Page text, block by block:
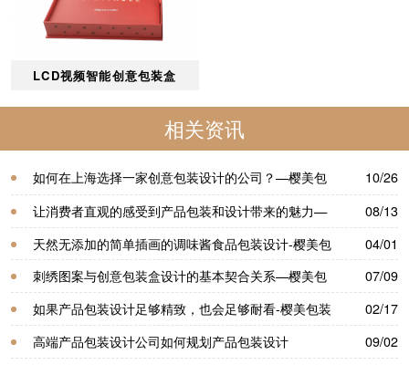
LCD视频智能创意包装盒
相关资讯
如何在上海选择一家创意包装设计的公司？—樱美包
装
10/26
让消费者直观的感受到产品包装和设计带来的魅力—
樱美包装
08/13
天然无添加的简单插画的调味酱食品包装设计-樱美包
装
04/01
刺绣图案与创意包装盒设计的基本契合关系—樱美包
装
07/09
如果产品包装设计足够精致，也会足够耐看-樱美包装
02/17
高端产品包装设计公司如何规划产品包装设计
09/02